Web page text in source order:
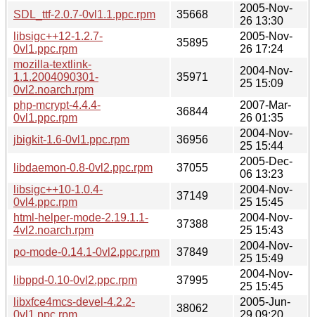
SDL_ttf-2.0.7-0vl1.1.ppc.rpm
35668
2005-Nov-
26 13:30
libsigc++12-1.2.7-
0vl1.ppc.rpm
35895
2005-Nov-
26 17:24
mozilla-textlink-
1.1.2004090301-
0vl2.noarch.rpm
35971
2004-Nov-
25 15:09
php-mcrypt-4.4.4-
0vl1.ppc.rpm
36844
2007-Mar-
26 01:35
jbigkit-1.6-0vl1.ppc.rpm
36956
2004-Nov-
25 15:44
libdaemon-0.8-0vl2.ppc.rpm
37055
2005-Dec-
06 13:23
libsigc++10-1.0.4-
0vl4.ppc.rpm
37149
2004-Nov-
25 15:45
html-helper-mode-2.19.1.1-
4vl2.noarch.rpm
37388
2004-Nov-
25 15:43
po-mode-0.14.1-0vl2.ppc.rpm
37849
2004-Nov-
25 15:49
libppd-0.10-0vl2.ppc.rpm
37995
2004-Nov-
25 15:45
libxfce4mcs-devel-4.2.2-
0vl1.ppc.rpm
38062
2005-Jun-
29 09:20